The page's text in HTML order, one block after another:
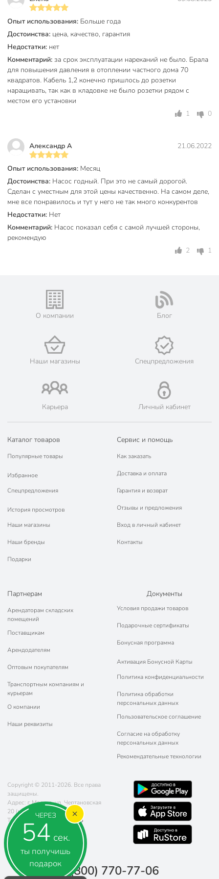
ЧЕРЕЗ
53 сек.
ты получишь
подарок
Рабочий (номинальный) ток: 0,48 А;
Ёмкость пускового конденсатора: 2,5 мкФ;
Число жил × сечение кабеля: 3 × 0,4 мм²;
Класс нагревостойкости изоляции: B;
Встроенная термозащита электродвигателя,
температура срабатывания теплового реле: 130 °С;
Преимущества:
термозащитой;
Внешний датчик потока для автоматического
включения насоса;
Два режима работы: ручной и автоматический;
Простой монтаж.
Техническая информация
Потребляемая мощность, Вт
90 Вт
Пропускная способность, м3/час
1.2 м3/час
Длина кабеля, м
1.2 м
Unipump
Страна производства
Китай
Защита от перегрева
без защиты от
сухого хода
Вид насоса
поверхностный
С кабелем
с кабелем
Применение
для холодного
водоснабжения
Качество воды
Вес в упаковке
2.49 кг
Габариты упаковки
15 x 13 x 21 см
Опыт использования: Больше года
Достоинства: цена, качество, гарантия
Недостатки: нет
Комментарий: за срок эксплуатации нареканий не было. Брала
для повышения давления в отоплении частного дома 70
квадратов. Кабель 1,2 конечно пришлось до розетки
наращивать, так как в кладовке не было розетки рядом с
местом его установки
1
0
Александр А 21.06.2022
Опыт использования: Месяц
Достоинства: Насос годный. При это не самый дорогой.
Сделан с уместным для этой цены качественно. На самом деле,
мне все понравилось и тут у него не так много конкурентов
Недостатки: Нет
Комментарий: Насос показал себя с самой лучшей стороны,
рекомендую
2
1
О компании Блог
Наши магазины Спецпредложения
Карьера Личный кабинет
Каталог товаров
Популярные товары
Избранное
Спецпредложения
История просмотров
Наши магазины
Наши бренды
Подарки
Сервис и помощь
Как заказать
Доставка и оплата
Гарантия и возврат
Отзывы и предложения
Вход в личный кабинет
Контакты
Партнерам
Арендаторам складских
помещений
Поставщикам
Арендодателям
Оптовым покупателям
Транспортным компаниям и
курьерам
О компании
Наши реквизиты
Документы
Условия продажи товаров
Подарочные сертификаты
Бонусная программа
Активация Бонусной Карты
Политика конфиденциальности
Политика обработки
персональных данных
Пользовательское соглашение
Согласие на обработку
персональных данных
Рекомендательные технологии
Copyright © 2011-2026. Все права
защищены.
Адрес: г. Москва, ул. Чертановская
20 (метро Южная)
Телефон:
8 (800) 770-77-06
Почта:sales@poryadok.ru
8 (800) 770-77-06